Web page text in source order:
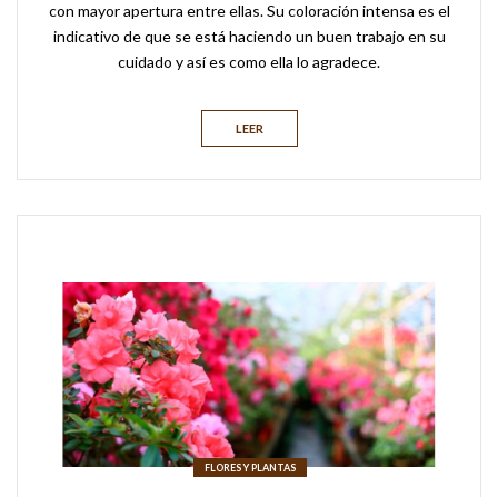
con mayor apertura entre ellas. Su coloración intensa es el
indicativo de que se está haciendo un buen trabajo en su
cuidado y así es como ella lo agradece.
LEER
FLORES Y PLANTAS